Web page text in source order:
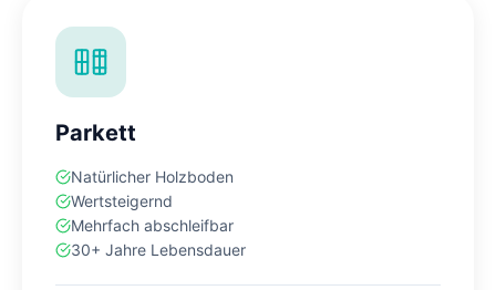
Parkett
Natürlicher Holzboden
Wertsteigernd
Mehrfach abschleifbar
30+ Jahre Lebensdauer